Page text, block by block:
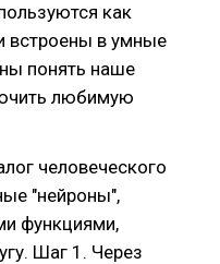
как
встроены в умные
понять наше
любимую
человеческого
"нейроны",
функциями,
Шаг 1. Через